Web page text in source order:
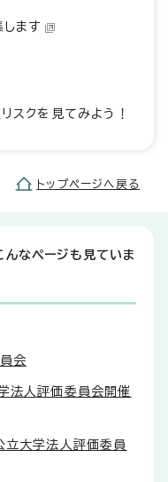
ます
スクを見てみよう！
トップページへ戻る
なページも見ていま
会
人評価委員会開催
大学法人評価委員